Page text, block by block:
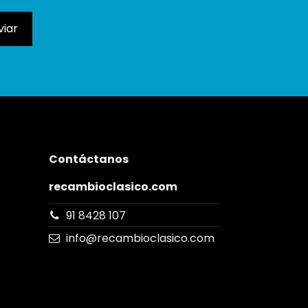
Contáctanos
recambioclasico.com
91 8428 107
info@recambioclasico.com